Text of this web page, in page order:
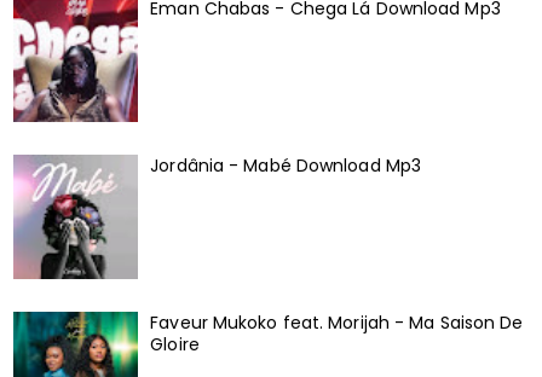
Eman Chabas - Chega Lá Download Mp3
Jordânia - Mabé Download Mp3
Faveur Mukoko feat. Morijah - Ma Saison De
Gloire